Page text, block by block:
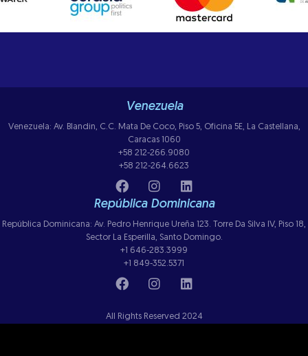
Venezuela
Venezuela: Av. Blandin, C.C. Mata De Coco, Piso 5, Oficina 5E, La Castellana,
Caracas 1060
+58 212-266.9080
+58 212-264.6623
República Dominicana
República Dominicana: Av. Pedro Henrique Ureña 123. Torre Da Silva IV, Piso 18,
Sector La Esperilla, Santo Domingo.
+1 646-283.3999
+1 849-352.5371
All Rights Reserved 2024